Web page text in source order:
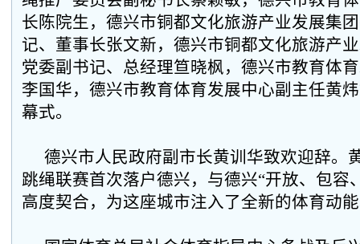
长陈院生，德兴市铜都文化旅游产业发展集
记、董事长张文新，德兴市铜都文化旅游产
党委副书记、总经理笪晓枫，德兴市教育体
李国华，德兴市教育体育发展中心副主任黄
幕式。
德兴市人民政府副市长黄训华致欢迎辞。
跳绳联赛首次落户德兴，与德兴“开放、包容
高度契合，为这座城市注入了全新的体育动